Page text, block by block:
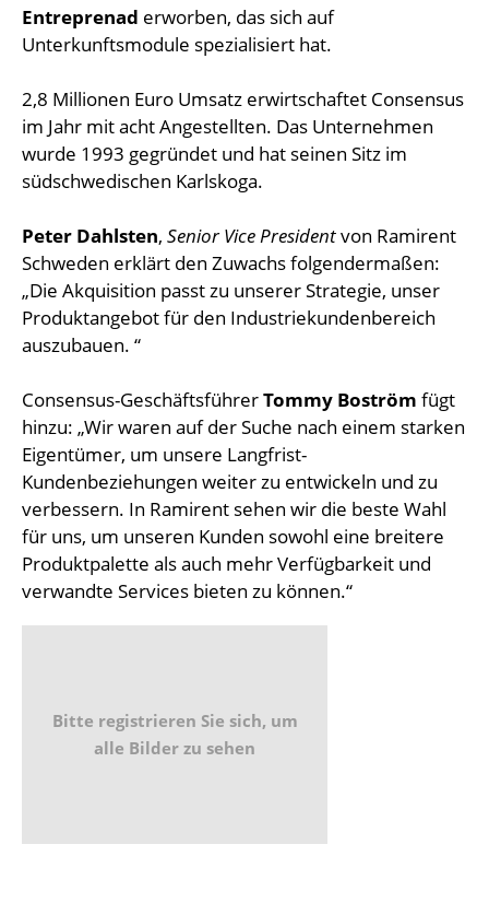
Entreprenad erworben, das sich auf
Unterkunftsmodule spezialisiert hat.
2,8 Millionen Euro Umsatz erwirtschaftet Consensus
im Jahr mit acht Angestellten. Das Unternehmen
wurde 1993 gegründet und hat seinen Sitz im
südschwedischen Karlskoga.
Peter Dahlsten, Senior Vice Presidentvon Ramirent
Schweden erklärt den Zuwachs folgendermaßen:
„Die Akquisition passt zu unserer Strategie, unser
Produktangebot für den Industriekundenbereich
auszubauen. “
Consensus-GeschäftsführerTommy Boström fügt
hinzu: „Wir waren auf der Suche nach einem starken
Eigentümer, um unsere Langfrist-
Kundenbeziehungen weiter zu entwickeln und zu
verbessern. In Ramirent sehen wir die beste Wahl
für uns, um unseren Kunden sowohl eine breitere
Produktpalette als auch mehr Verfügbarkeit und
verwandte Services bieten zu können.“
Bitte registrieren Sie sich, um
alle Bilder zu sehen